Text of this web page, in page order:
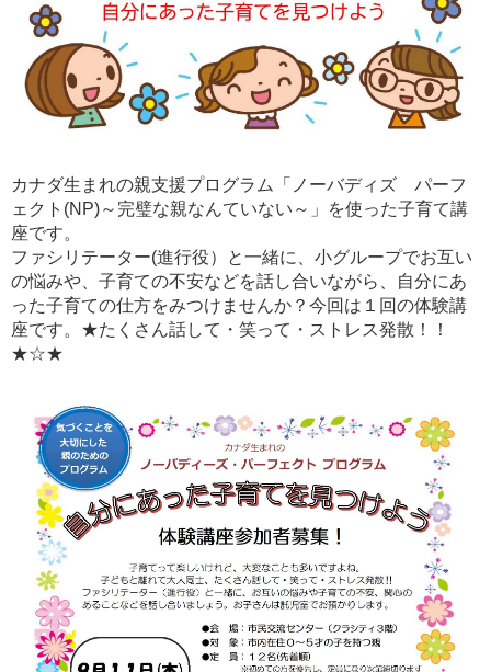
カナダ生まれの親支援プログラム「ノーバディズ パーフ
ェクト(NP)～完璧な親なんていない～」を使った子育て講
座です。
ファシリテーター(進行役）と一緒に、小グループでお互い
の悩みや、子育ての不安などを話し合いながら、自分にあ
った子育ての仕方をみつけませんか？今回は１回の体験講
座です。★たくさん話して・笑って・ストレス発散！！
★☆★